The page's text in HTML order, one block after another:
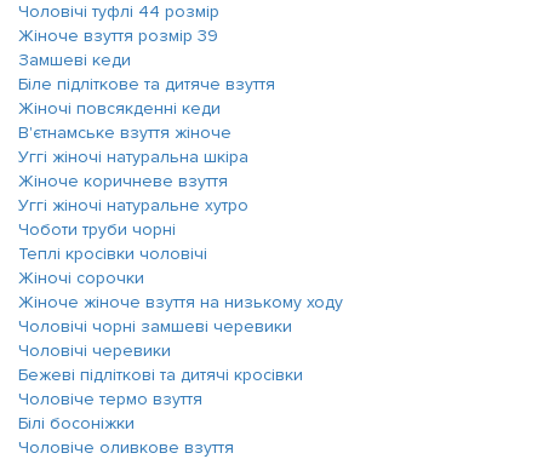
Чоловічі туфлі 44 розмір
Жіноче взуття розмір 39
Замшеві кеди
Біле підліткове та дитяче взуття
Жіночі повсякденні кеди
В'єтнамське взуття жіноче
Уггі жіночі натуральна шкіра
Жіноче коричневе взуття
Уггі жіночі натуральне хутро
Чоботи труби чорні
Теплі кросівки чоловічі
Жіночі сорочки
Жіноче жіноче взуття на низькому ходу
Чоловічі чорні замшеві черевики
Чоловічі черевики
Бежеві підліткові та дитячі кросівки
Чоловіче термо взуття
Білі босоніжки
Чоловіче оливкове взуття